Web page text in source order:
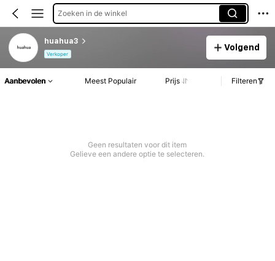
Zoeken in de winkel
huahua3
Verkoper
Volgend
Aanbevolen Meest Populair Prijs Filteren
Geen resultaten voor dit item
Gelieve een andere optie te selecteren.